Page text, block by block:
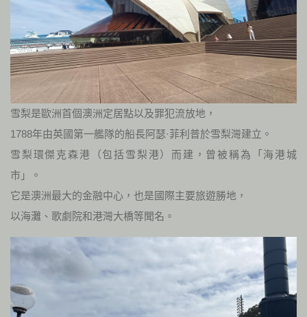
雪梨是歐洲首個澳洲定居點以及罪犯流放地，
1788年由英國第一艦隊的船長阿瑟·菲利普於雪梨灣建立。
雪梨環傑克森港（包括雪梨港）而建，曾被稱為「海港城
市」。
它是澳洲最大的金融中心，也是國際主要旅遊勝地，
以海灘、歌劇院和港灣大橋等聞名。